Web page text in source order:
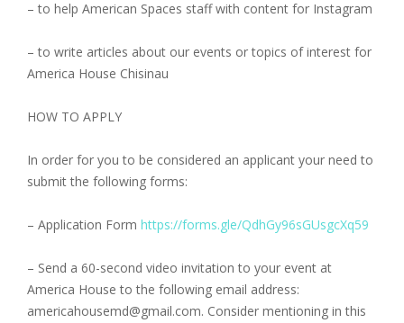
– to help American Spaces staff with content for Instagram
– to write articles about our events or topics of interest for
America House Chisinau
HOW TO APPLY
In order for you to be considered an applicant your need to
submit the following forms:
– Application Form https://forms.gle/QdhGy96sGUsgcXq59
– Send a 60-second video invitation to your event at
America House to the following email address:
americahousemd@gmail.com. Consider mentioning in this